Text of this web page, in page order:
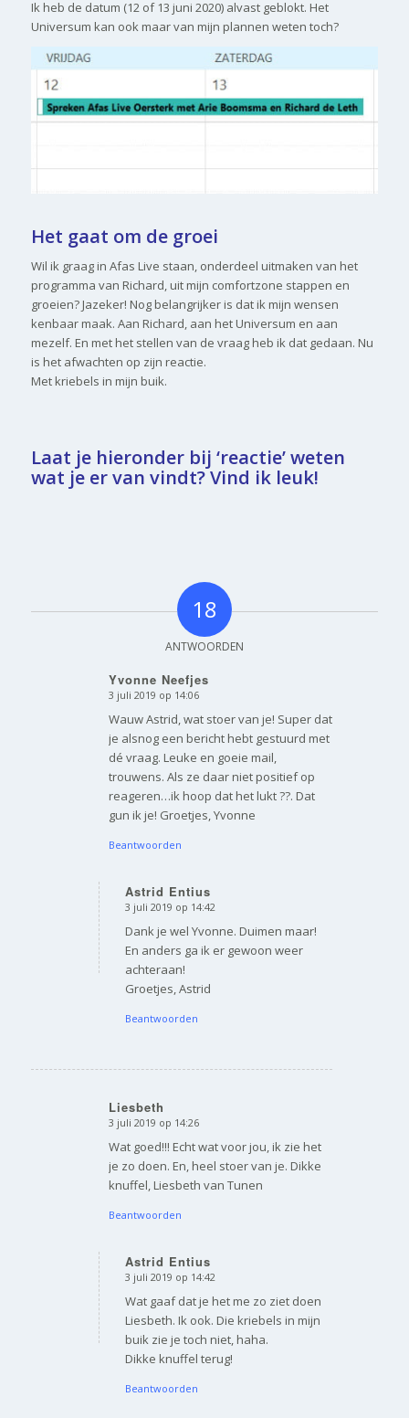
Ik heb de datum (12 of 13 juni 2020) alvast geblokt. Het
Universum kan ook maar van mijn plannen weten toch?
Het gaat om de groei
Wil ik graag in Afas Live staan, onderdeel uitmaken van het
programma van Richard, uit mijn comfortzone stappen en
groeien? Jazeker! Nog belangrijker is dat ik mijn wensen
kenbaar maak. Aan Richard, aan het Universum en aan
mezelf. En met het stellen van de vraag heb ik dat gedaan. Nu
is het afwachten op zijn reactie.
Met kriebels in mijn buik.
Laat je hieronder bij ‘reactie’ weten
wat je er van vindt? Vind ik leuk!
18
ANTWOORDEN
Yvonne Neefjes
zegt:
3 juli 2019 op 14:06
Wauw Astrid, wat stoer van je! Super dat
je alsnog een bericht hebt gestuurd met
dé vraag. Leuke en goeie mail,
trouwens. Als ze daar niet positief op
reageren…ik hoop dat het lukt ??. Dat
gun ik je! Groetjes, Yvonne
Beantwoorden
Astrid Entius
zegt:
3 juli 2019 op 14:42
Dank je wel Yvonne. Duimen maar!
En anders ga ik er gewoon weer
achteraan!
Groetjes, Astrid
Beantwoorden
Liesbeth
zegt:
3 juli 2019 op 14:26
Wat goed!!! Echt wat voor jou, ik zie het
je zo doen. En, heel stoer van je. Dikke
knuffel, Liesbeth van Tunen
Beantwoorden
Astrid Entius
zegt:
3 juli 2019 op 14:42
Wat gaaf dat je het me zo ziet doen
Liesbeth. Ik ook. Die kriebels in mijn
buik zie je toch niet, haha.
Dikke knuffel terug!
Beantwoorden